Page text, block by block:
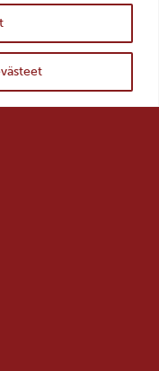
ylös